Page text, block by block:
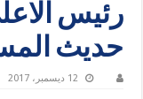
رئيس
حديث
12 ديسمبر، 2017